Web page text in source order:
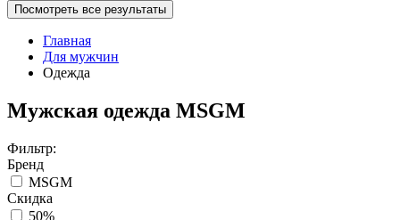
Посмотреть все результаты
Главная
Для мужчин
Одежда
Мужская одежда MSGM
Фильтр:
Бренд
MSGM
Скидка
50%